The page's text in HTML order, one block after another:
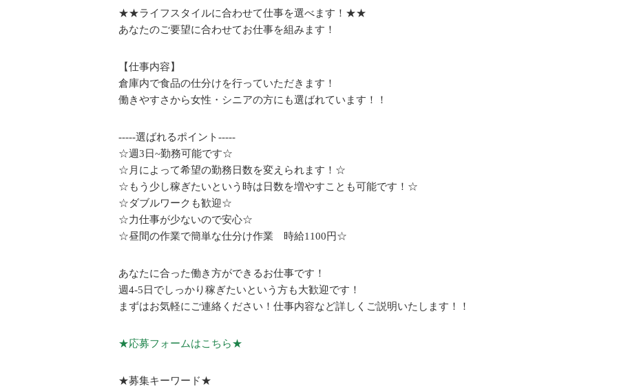
★★ライフスタイルに合わせて仕事を選べます！★★
あなたのご要望に合わせてお仕事を組みます！
【仕事内容】
倉庫内で食品の仕分けを行っていただきます！
働きやすさから女性・シニアの方にも選ばれています！！
-----選ばれるポイント-----
☆週3日~勤務可能です☆
☆月によって希望の勤務日数を変えられます！☆
☆もう少し稼ぎたいという時は日数を増やすことも可能です！☆
☆ダブルワークも歓迎☆
☆力仕事が少ないので安心☆
☆昼間の作業で簡単な仕分け作業 時給1100円☆
あなたに合った働き方ができるお仕事です！
週4-5日でしっかり稼ぎたいという方も大歓迎です！
まずはお気軽にご連絡ください！仕事内容など詳しくご説明いたします！！
★応募フォームはこちら★
★募集キーワード★